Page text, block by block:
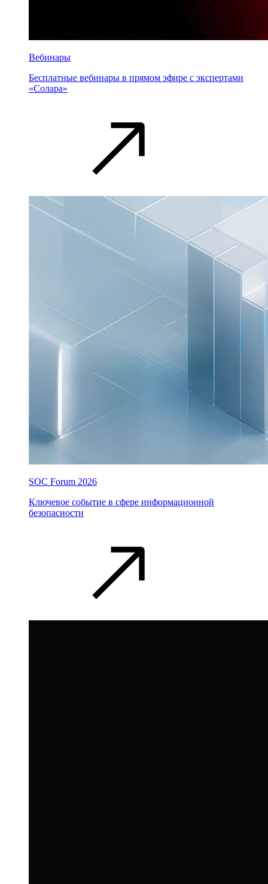
Вебинары
Бесплатные вебинары в прямом эфире с экспертами
«Солара»
SOC Forum 2026
Ключевое событие в сфере информационной
безопасности